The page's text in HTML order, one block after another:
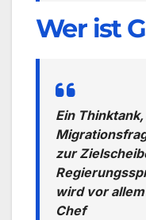
Wer ist
Ein
zur
wird vor
Chef